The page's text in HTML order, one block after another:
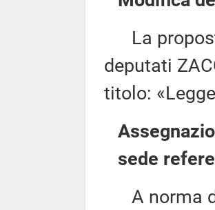
La
deputati
titolo:
sede
A norma